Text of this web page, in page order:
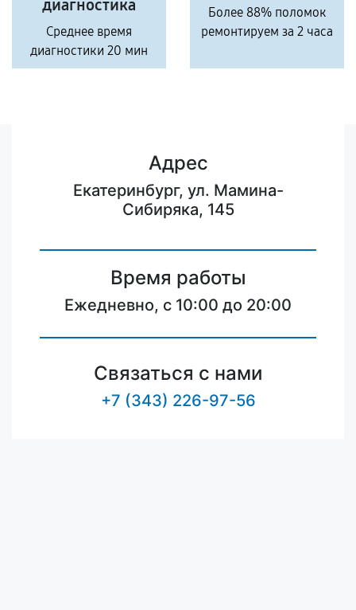
диагностика
Среднее время
диагностики 20 мин
Более 88% поломок
ремонтируем за 2 часа
Адрес
Екатеринбург, ул. Мамина-
Сибиряка, 145
Время работы
Ежедневно, с 10:00 до 20:00
Связаться с нами
+7 (343) 226-97-56